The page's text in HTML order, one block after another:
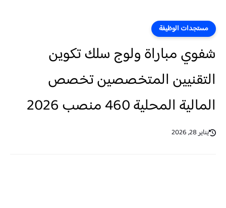
مستجدات الوظيفة
شفوي مباراة ولوج سلك تكوين
التقنيين المتخصصين تخصص
المالية المحلية 460 منصب 2026
يناير 28, 2026